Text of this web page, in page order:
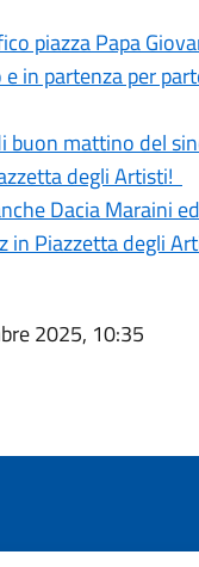
piazza Papa
in partenza per
buon mattino del
degli Artisti!
Dacia Maraini
in Piazzetta degli
2025, 10:35